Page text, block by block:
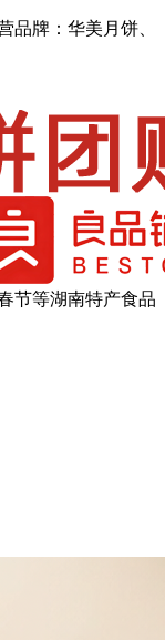
品牌：华美月饼、
节等湖南特产食品